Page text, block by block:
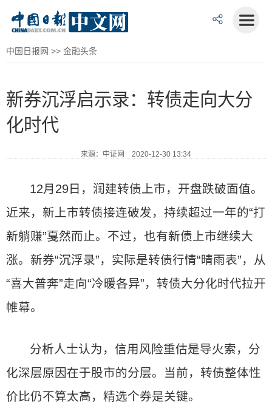
中国日报网 >> 金融头条
新券沉浮启示录：转债走向大分
化时代
来源：中证网 2020-12-30 13:34
12月29日，润建转债上市，开盘跌破面值。
近来，新上市转债接连破发，持续超过一年的“打
新躺赚”戛然而止。不过，也有新债上市继续大
涨。新券“沉浮录”，实际是转债行情“晴雨表”，从
“喜大普奔”走向“冷暖各异”，转债大分化时代拉开
帷幕。
分析人士认为，信用风险重估是导火索，分
化深层原因在于股市的分层。当前，转债整体性
价比仍不算太高，精选个券是关键。